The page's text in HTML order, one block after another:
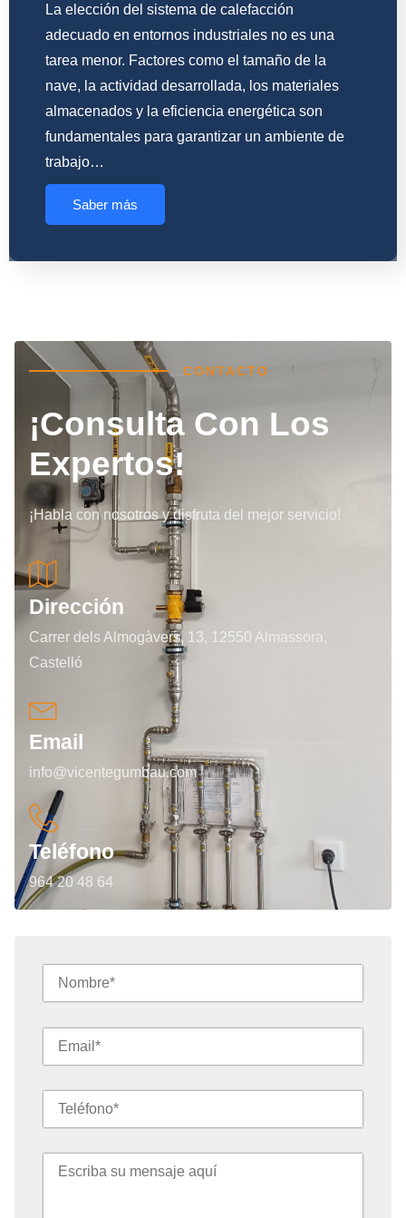
La elección del sistema de calefacción
adecuado en entornos industriales no es una
tarea menor. Factores como el tamaño de la
nave, la actividad desarrollada, los materiales
almacenados y la eficiencia energética son
fundamentales para garantizar un ambiente de
trabajo…
Saber más
CONTACTO
¡Consulta Con Los
Expertos!
¡Habla con nosotros y disfruta del mejor servicio!
Dirección
Carrer dels Almogàvers, 13, 12550 Almassora,
Castelló
Email
info@vicentegumbau.com
Teléfono
964 20 48 64